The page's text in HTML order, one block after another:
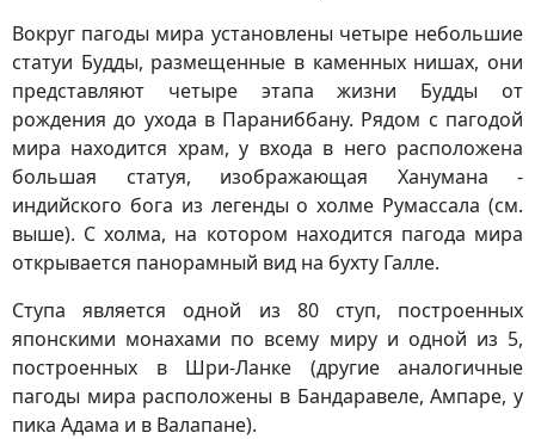
Вокруг пагоды мира установлены четыре небольшие
статуи Будды, размещенные в каменных нишах, они
представляют четыре этапа жизни Будды от
рождения до ухода в Параниббану. Рядом с пагодой
мира находится храм, у входа в него расположена
большая статуя, изображающая Ханумана -
индийского бога из легенды о холме Румассала (см.
выше). С холма, на котором находится пагода мира
открывается панорамный вид на бухту Галле.
Ступа является одной из 80 ступ, построенных
японскими монахами по всему миру и одной из 5,
построенных в Шри-Ланке (другие аналогичные
пагоды мира расположены в Бандаравеле, Ампаре, у
пика Адама и в Валапане).